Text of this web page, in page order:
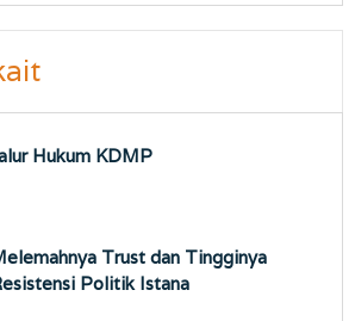
Hukum KDMP
Trust dan Tingginya
Politik Istana